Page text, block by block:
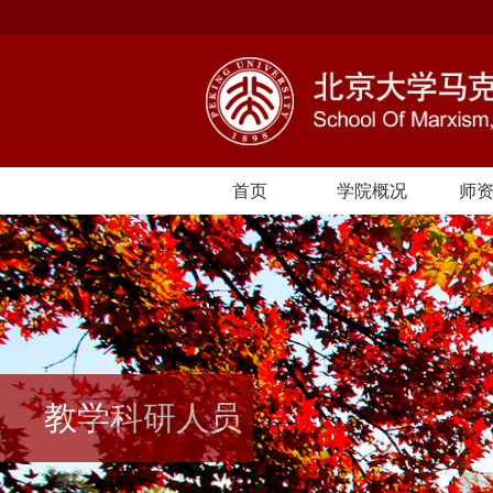
首页 学院概况 师
教学科研人员